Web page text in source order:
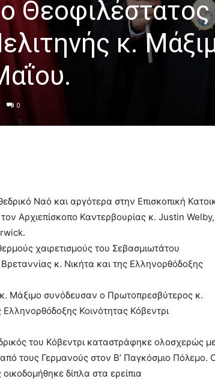
Θεοφιλέστατος
κ.
0
Ναό και αργότερα στην Επισκοπική
Αρχιεπίσκοπο Καντερβουρίας κ. Justin
χαιρετισμούς του Σεβασμιωτάτου
κ. Νικήτα και της Ελληνορθόδοξης
Μάξιμο συνόδευσαν ο Πρωτοπρεσβύτερος κ.
Κοινότητας Κόβεντρι
του Κόβεντρι καταστράφηκε ολοσχερώς
τους Γερμανούς στον Β’ Παγκόσμιο Πόλεμο.
δίπλα στα ερείπια